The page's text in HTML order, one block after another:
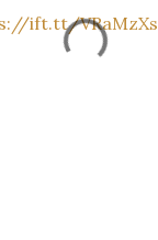
ift.tt/VRaMzXs